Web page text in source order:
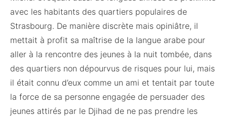
avec les habitants des quartiers populaires de
Strasbourg. De manière discrète mais opiniâtre, il
mettait à profit sa maîtrise de la langue arabe pour
aller à la rencontre des jeunes à la nuit tombée, dans
des quartiers non dépourvus de risques pour lui, mais
il était connu d’eux comme un ami et tentait par toute
la force de sa personne engagée de persuader des
jeunes attirés par le Djihad de ne pas prendre les